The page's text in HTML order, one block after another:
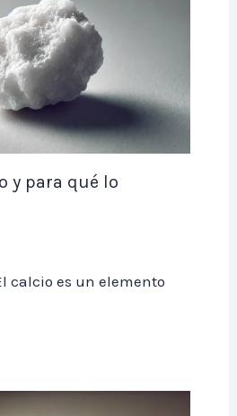
y para qué lo
calcio es un elemento